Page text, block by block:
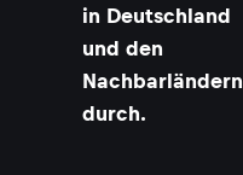
in Deutschland
und den
Nachbarländern
durch.